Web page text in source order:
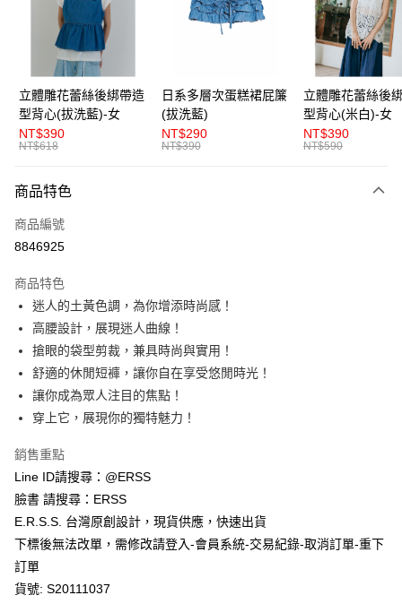
Apple Pay
街口支付
悠遊付
AFTEE先享後付
相關說明
便利好安心！
２．便利：只要手機號碼，簡訊認證，即可結帳。
３．安心：先確認商品／服務後，再付款。
【「AFTEE先享後付」結帳流程】
１．於結帳方式選擇「AFTEE先享後付」後，將跳轉至「AFTEE先享後付」
結帳頁面，進行簡訊認證並確認金額後，即可完成結帳。
２．訂單成立數日內，您將收到繳費通知簡訊。
ATM／網路銀行／等多元方式進行付款，方視為交易完成。
※ 請注意：結帳手續完成當下不需立刻繳費，但若您需要取消訂單，請聯絡
購買商品的店家。未經商家同意取消之訂單仍視為有效，需透過AFTEE先享
後付繳納相關費用。
※ 交易是否成功請以「AFTEE先享後付 」之結帳頁面顯示為準，若有關於
客戶支援中心」
【注意事項】
１．透過由恩沛科技股份有限公司提供之「AFTEE先享後付」服務完成之交
易，需依本服務之必要範圍內提供個人資料，並將交易相關給付款項請求債
２．關於個人資料處理事宜，請瀏覽以下網址：
https://aftee.tw/terms/#terms3
３．未成年的使用者請事先徵得法定代理人或監護人之同意方可使用
「AFTEE先享後付」，若未經同意申辦者引起之損失，本公司不負相關責
運送方式
全家取貨付款
付款後全家取貨
每筆NT$80，滿NT$1,200(含以上)免運費
每筆NT$80，滿NT$1,200(含以上)免運費
付款後萊爾富取貨
7-11取貨付款
每筆NT$80，滿NT$1,200(含以上)免運費
付款後7-11取貨
每筆NT$80，滿NT$1,200(含以上)免運費
宅配
立體雕花蕾絲後綁帶造
型背心(拔洗藍)-女
NT$390
NT$618
日系多層次蛋糕裙屁簾
(拔洗藍)
NT$290
NT$390
立體雕花蕾絲後
型背心(米白)-女
NT$390
NT$590
商品特色
商品編號
8846925
商品特色
迷人的土黃色調，為你增添時尚感！
高腰設計，展現迷人曲線！
搶眼的袋型剪裁，兼具時尚與實用！
舒適的休閒短褲，讓你自在享受悠閒時光！
讓你成為眾人注目的焦點！
穿上它，展現你的獨特魅力！
銷售重點
Line ID請搜尋：@ERSS
臉書 請搜尋：ERSS
E.R.S.S. 台灣原創設計，現貨供應，快速出貨
下標後無法改單，需修改請登入-會員系統-交易紀錄-取消訂單-重下
訂單
貨號: S20111037